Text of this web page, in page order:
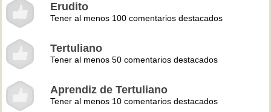
Erudito
Tener al menos 100 comentarios destacados
Tertuliano
Tener al menos 50 comentarios destacados
Aprendiz de Tertuliano
Tener al menos 10 comentarios destacados